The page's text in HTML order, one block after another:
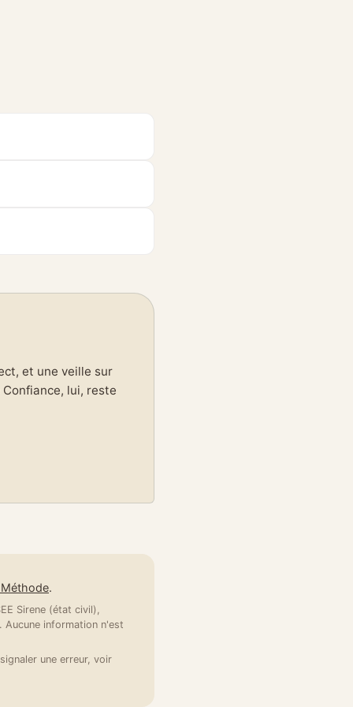
et une veille sur
lui, reste
.
Sirene (état civil),
Aucune information n'est
une erreur, voir